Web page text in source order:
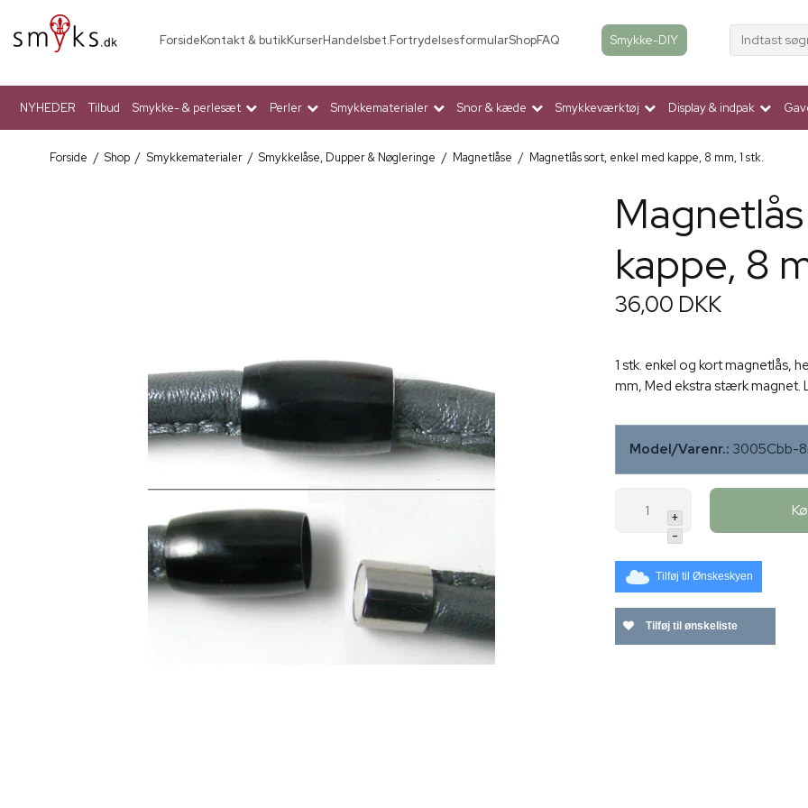
ForsideKontakt & butikKurserHandelsbet.FortrydelsesformularShopFAQ Smykke-DIY Indtast
NYHEDER Tilbud Smykke- & perlesæt Perler Smykkematerialer Snor & kæde Smykkeværktøj Display & indpak
Forside / Shop / Smykkematerialer / Smykkelåse, Dupper & Nøgleringe / Magnetlåse / Magnetlås sort, enkel med kappe, 8 mm, 1 stk.
kappe, 8
36,00 DKK
1 stk. enkel og kort magnetlås,
mm, Med ekstra stærk magnet.
Model/Varenr.: 3005Cbb-
+
-
Tilføj til Ønskeskyen
Tilføj til ønskeliste